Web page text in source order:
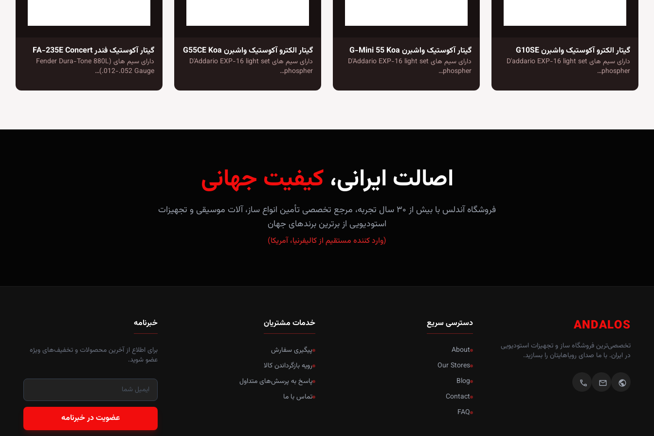
گیتار الکترو آکوستیک واشبرن G10SE
دارای سیم های D'addario EXP-16 light set
phospher…
گیتار آکوستیک واشبرن G-Mini 55 Koa
دارای سیم های D'Addario EXP-16 light set
phospher…
گیتار الکترو آکوستیک واشبرن G55CE Koa
دارای سیم های D'Addario EXP-16 light set
phospher…
گیتار آکوستیک فندر FA-235E Concert
دارای سیم های (Fender Dura-Tone 880L
(.012-.052 Gauge…
اصالت ایرانی، کیفیت جهانی
فروشگاه آندلس با بیش از ۳۰ سال تجربه، مرجع تخصصی تأمین انواع ساز، آلات موسیقی و تجهیزات
استودیویی از برترین برندهای جهان
(وارد کننده مستقیم از کالیفرنیا، آمریکا)
ANDALOS
تخصصی‌ترین فروشگاه ساز و تجهیزات استودیویی
در ایران. با ما صدای رویاهایتان را بسازید.
public
mail
call
دسترسی سریع
About
Our Stores
Blog
Contact
FAQ
خدمات مشتریان
پیگیری سفارش
رویه بازگرداندن کالا
پاسخ به پرسش‌های متداول
تماس با ما
خبرنامه
برای اطلاع از آخرین محصولات و تخفیف‌های ویژه
عضو شوید.
عضویت در خبرنامه